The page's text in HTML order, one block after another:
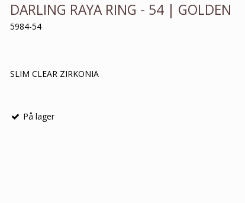
DARLING RAYA RING - 54 | GOLDEN
5984-54
SLIM CLEAR ZIRKONIA
På lager